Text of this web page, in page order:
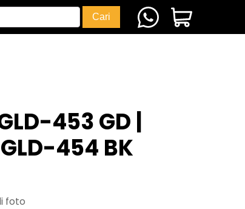
453 GD |
454 BK
foto